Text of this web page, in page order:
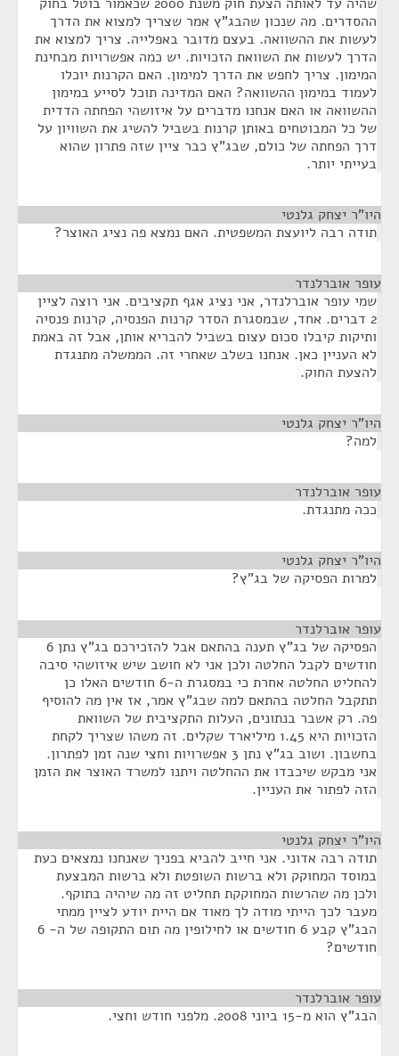
ההסדרים. מה שנכון שהבג"ץ אמר שצריך למצוא את הדרך
לעשות את ההשוואה. בעצם מדובר באפלייה. צריך למצוא את
הדרך לעשות את השוואת הזכויות. יש כמה אפשרויות מבחינת
המימון. צריך לחפש את הדרך למימון. האם הקרנות יוכלו
לעמוד במימון ההשוואה? האם המדינה תוכל לסייע במימון
ההשוואה או האם אנחנו מדברים על איזושהי הפחתה הדדית
של כל המבוטחים באותן קרנות בשביל להשיג את השוויון על
דרך הפחתה של כולם, שבג"ץ כבר ציין שזה פתרון שהוא
בעייתי יותר.
היו"ר יצחק גלנטי
תודה רבה ליועצת המשפטית. האם נמצא פה נציג האוצר?
עופר אוברלנדר
שמי עופר אוברלנדר, אני נציג אגף תקציבים. אני רוצה לציין
2 דברים. אחד, שבמסגרת הסדר קרנות הפנסיה, קרנות פנסיה
ותיקות קיבלו סכום עצום בשביל להבריא אותן, אבל זה באמת
לא העניין כאן. אנחנו בשלב שאחרי זה. הממשלה מתנגדת
להצעת החוק.
היו"ר יצחק גלנטי
למה?
עופר אוברלנדר
ככה מתנגדת.
היו"ר יצחק גלנטי
למרות הפסיקה של בג"ץ?
עופר אוברלנדר
הפסיקה של בג"ץ תענה בהתאם אבל להזכירכם בג"ץ נתן 6
חודשים לקבל החלטה ולכן אני לא חושב שיש איזושהי סיבה
להחליט החלטה אחרת כי במסגרת ה-6 חודשים האלו כן
תתקבל החלטה בהתאם למה שבג"ץ אמר, אז אין מה להוסיף
פה. רק אשבר בנתונים, העלות התקציבית של השוואת
הזכויות היא 1.45 מיליארד שקלים. זה משהו שצריך לקחת
בחשבון. ושוב בג"ץ נתן 3 אפשרויות וחצי שנה זמן לפתרון.
אני מבקש שיכבדו את ההחלטה ויתנו למשרד האוצר את הזמן
הזה לפתור את העניין.
היו"ר יצחק גלנטי
תודה רבה אדוני. אני חייב להביא בפניך שאנחנו נמצאים כעת
במוסד המחוקק ולא ברשות השופטת ולא ברשות המבצעת
ולכן מה שהרשות המחוקקת תחליט זה מה שיהיה בתוקף.
מעבר לכך הייתי מודה לך מאוד אם היית יודע לציין ממתי
הבג"ץ קבע 6 חודשים או לחילופין מה תום התקופה של ה- 6
חודשים?
עופר אוברלנדר
הבג"ץ הוא מ-15 ביוני 2008. מלפני חודש וחצי.